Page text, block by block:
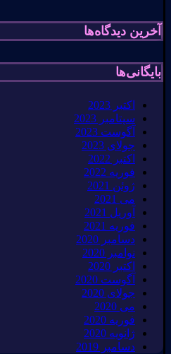
آخرین دیدگاه‌ها
بایگانی‌ها
اکتبر 2023
سپتامبر 2023
آگوست 2023
جولای 2023
اکتبر 2022
فوریه 2022
ژوئن 2021
می 2021
آوریل 2021
فوریه 2021
دسامبر 2020
نوامبر 2020
اکتبر 2020
آگوست 2020
جولای 2020
می 2020
فوریه 2020
ژانویه 2020
دسامبر 2019